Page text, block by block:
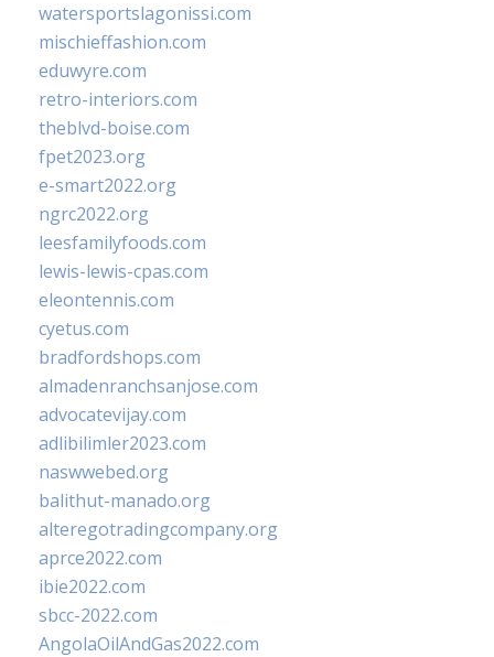
watersportslagonissi.com
mischieffashion.com
eduwyre.com
retro-interiors.com
theblvd-boise.com
fpet2023.org
e-smart2022.org
ngrc2022.org
leesfamilyfoods.com
lewis-lewis-cpas.com
eleontennis.com
cyetus.com
bradfordshops.com
almadenranchsanjose.com
advocatevijay.com
adlibilimler2023.com
naswwebed.org
balithut-manado.org
alteregotradingcompany.org
aprce2022.com
ibie2022.com
sbcc-2022.com
AngolaOilAndGas2022.com